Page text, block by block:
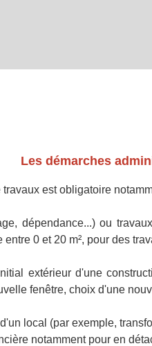
Les démarches
est obligatoire
dépendance...) ou
0 et 20 m², pour des
extérieur d'une
fenêtre, choix d'une
local (par exemple,
notamment pour en